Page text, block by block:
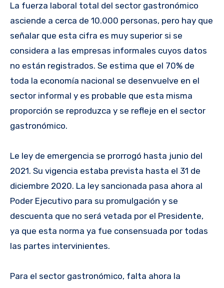
La fuerza laboral total del sector gastronómico
asciende a cerca de 10.000 personas, pero hay que
señalar que esta cifra es muy superior si se
considera a las empresas informales cuyos datos
no están registrados. Se estima que el 70% de
toda la economía nacional se desenvuelve en el
sector informal y es probable que esta misma
proporción se reproduzca y se refleje en el sector
gastronómico.
Le ley de emergencia se prorrogó hasta junio del
2021. Su vigencia estaba prevista hasta el 31 de
diciembre 2020. La ley sancionada pasa ahora al
Poder Ejecutivo para su promulgación y se
descuenta que no será vetada por el Presidente,
ya que esta norma ya fue consensuada por todas
las partes intervinientes.
Para el sector gastronómico, falta ahora la